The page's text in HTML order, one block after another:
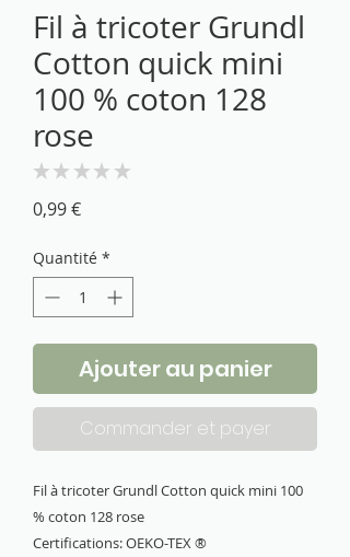
Fil à tricoter Grundl
Cotton quick mini
100 % coton 128
rose
★ ★ ★ ★ ★
0,99 €Prix
Quantité *
Ajouter au panier
Commander et payer
Fil à tricoter Grundl Cotton quick mini 100
% coton 128 rose
Certifications: OEKO-TEX ®